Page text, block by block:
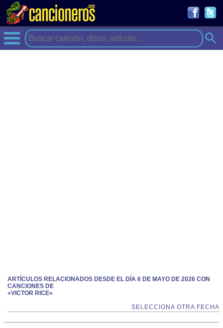
ARTÍCULOS RELACIONADOS DESDE EL DÍA 6 DE MAYO DE 2026 CON
CANCIONES DE
«VICTOR RICE»
SELECCIONA OTRA FECHA